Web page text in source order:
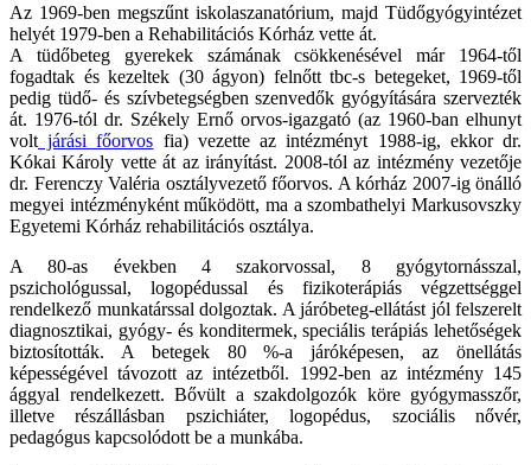
Az 1969-ben megszűnt iskolaszanatórium, majd Tüdőgyógyintézet
helyét 1979-ben a Rehabilitációs Kórház vette át.
A tüdőbeteg gyerekek számának csökkenésével már 1964-től
fogadtak és kezeltek (30 ágyon) felnőtt tbc-s betegeket, 1969-től
pedig tüdő- és szívbetegségben szenvedők gyógyítására szervezték
át. 1976-tól dr. Székely Ernő orvos-igazgató (az 1960-ban elhunyt
volt járási főorvos fia) vezette az intézményt 1988-ig, ekkor dr.
Kókai Károly vette át az irányítást. 2008-tól az intézmény vezetője
dr. Ferenczy Valéria osztályvezető főorvos. A kórház 2007-ig önálló
megyei intézményként működött, ma a szombathelyi Markusovszky
Egyetemi Kórház rehabilitációs osztálya.
A 80-as években 4 szakorvossal, 8 gyógytornásszal,
pszichológussal, logopédussal és fizikoterápiás végzettséggel
rendelkező munkatárssal dolgoztak. A járóbeteg-ellátást jól felszerelt
diagnosztikai, gyógy- és konditermek, speciális terápiás lehetőségek
biztosították. A betegek 80 %-a járóképesen, az önellátás
képességével távozott az intézetből. 1992-ben az intézmény 145
ággyal rendelkezett. Bővült a szakdolgozók köre gyógymasszőr,
illetve részállásban pszichiáter, logopédus, szociális nővér,
pedagógus kapcsolódott be a munkába.